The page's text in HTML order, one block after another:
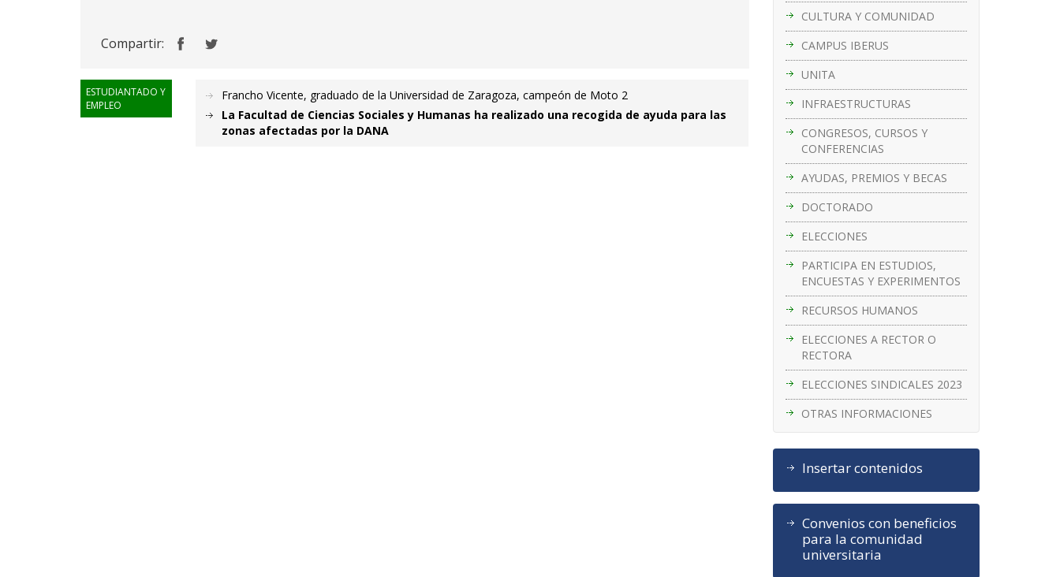
CULTURA Y COMUNIDAD
CAMPUS IBERUS
UNITA
INFRAESTRUCTURAS
CONGRESOS, CURSOS Y
CONFERENCIAS
AYUDAS, PREMIOS Y BECAS
DOCTORADO
ELECCIONES
PARTICIPA EN ESTUDIOS,
ENCUESTAS Y EXPERIMENTOS
RECURSOS HUMANOS
ELECCIONES A RECTOR O
RECTORA
ELECCIONES SINDICALES 2023
OTRAS INFORMACIONES
Insertar contenidos
Convenios con beneficios
para la comunidad
universitaria
Compartir:
ESTUDIANTADO Y
EMPLEO
Francho Vicente, graduado de la Universidad de Zaragoza, campeón de Moto 2
La Facultad de Ciencias Sociales y Humanas ha realizado una recogida de ayuda para las
zonas afectadas por la DANA